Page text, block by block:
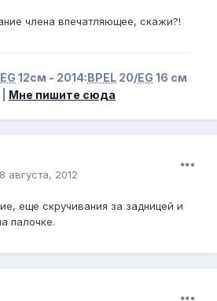
члена впечатляющее, скажи?!
EG 12см - 2014:BPEL 20/EG 16 см
Мне пишите сюда
августа, 2012
еще скручивания за задницей и
палочке.